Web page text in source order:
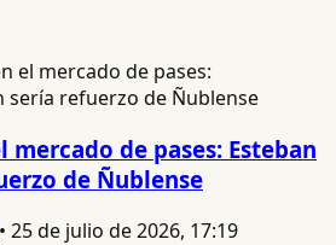
mercado de pases: Esteban
de Ñublense
• 25 de julio de 2026, 17:19